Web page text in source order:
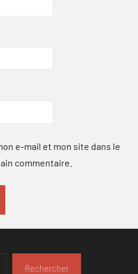
e-mail et mon site dans le
commentaire.
Rechercher